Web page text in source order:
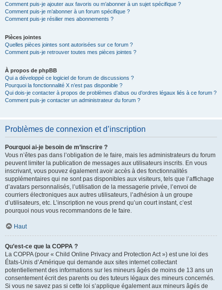
Comment puis-je ajouter aux favoris ou m’abonner à un sujet spécifique ?
Comment puis-je m’abonner à un forum spécifique ?
Comment puis-je résilier mes abonnements ?
Pièces jointes
Quelles pièces jointes sont autorisées sur ce forum ?
Comment puis-je retrouver toutes mes pièces jointes ?
À propos de phpBB
Qui a développé ce logiciel de forum de discussions ?
Pourquoi la fonctionnalité X n’est pas disponible ?
Qui dois-je contacter à propos de problèmes d’abus ou d’ordres légaux liés à ce forum ?
Comment puis-je contacter un administrateur du forum ?
Problèmes de connexion et d’inscription
Pourquoi ai-je besoin de m’inscrire ?
Vous n’êtes pas dans l’obligation de le faire, mais les administrateurs du forum
peuvent limiter la publication de messages aux utilisateurs inscrits. En vous
inscrivant, vous pouvez également avoir accès à des fonctionnalités
supplémentaires qui ne sont pas disponibles aux visiteurs, tels que l’affichage
d’avatars personnalisés, l’utilisation de la messagerie privée, l’envoi de
courriers électroniques aux autres utilisateurs, l’adhésion à un groupe
d’utilisateurs, etc. L’inscription ne vous prend qu’un court instant, c’est
pourquoi nous vous recommandons de le faire.
Haut
Qu’est-ce que la COPPA ?
La COPPA (pour « Child Online Privacy and Protection Act ») est une loi des
États-Unis d’Amérique qui demande aux sites internet collectant
potentiellement des informations sur les mineurs âgés de moins de 13 ans un
consentement écrit des parents ou des tuteurs légaux des mineurs concernés.
Si vous ne savez pas si cette loi s’applique également aux mineurs âgés de